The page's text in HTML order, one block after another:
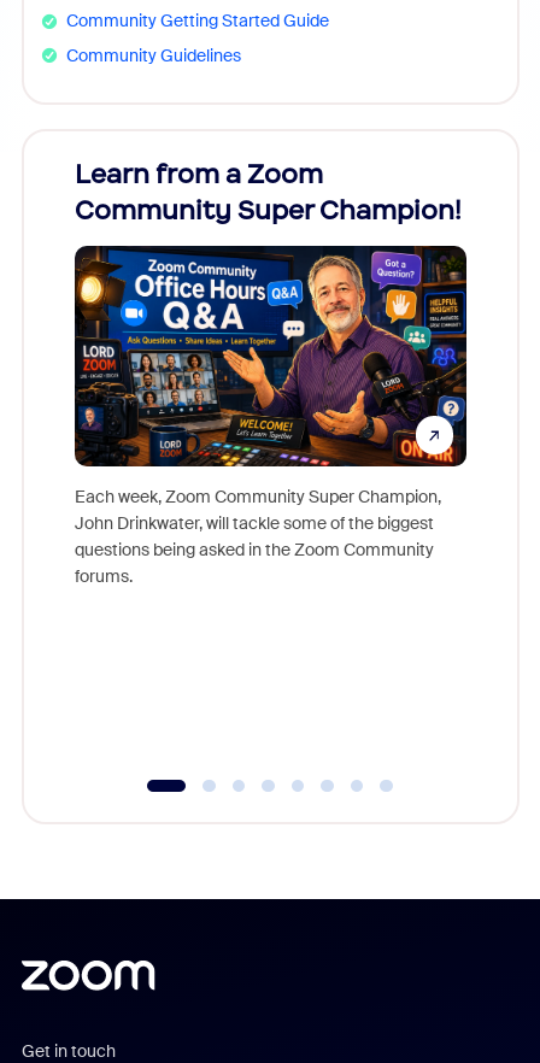
Community Getting Started Guide
Community Guidelines
Learn from a Zoom
Community Super Champion!
Each week, Zoom Community Super Champion,
John Drinkwater, will tackle some of the biggest
questions being asked in the Zoom Community
forums.
Get in touch